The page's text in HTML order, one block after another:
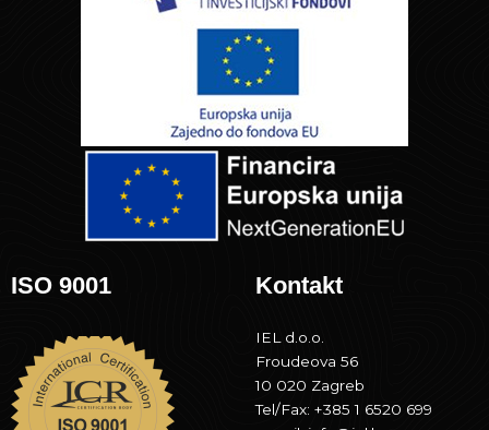
ISO 9001 Kontakt
IEL d.o.o.
Froudeova 56
10 020 Zagreb
Tel/Fax: +385 1 6520 699